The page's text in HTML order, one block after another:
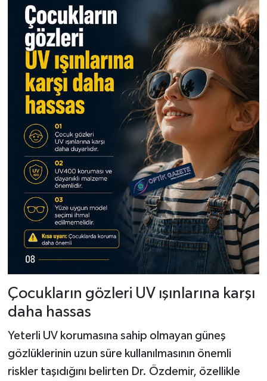
Çocukların gözleri UV ışınlarına karşı
daha hassas
Yeterli UV korumasına sahip olmayan güneş
gözlüklerinin uzun süre kullanılmasının önemli
riskler taşıdığını belirten Dr. Özdemir, özellikle